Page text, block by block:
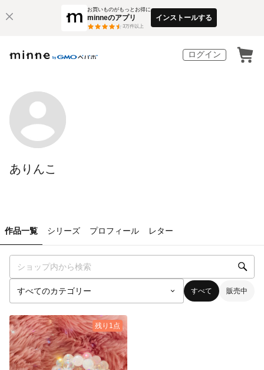
お買いものがもっとお得に
minneのアプリ
3万件以上
インストールする
ログイン
ありんこ
作品一覧 シリーズ プロフィール レター
すべて 販売中
残り1点